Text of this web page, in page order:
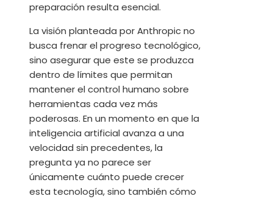
preparación resulta esencial.
La visión planteada por Anthropic no
busca frenar el progreso tecnológico,
sino asegurar que este se produzca
dentro de límites que permitan
mantener el control humano sobre
herramientas cada vez más
poderosas. En un momento en que la
inteligencia artificial avanza a una
velocidad sin precedentes, la
pregunta ya no parece ser
únicamente cuánto puede crecer
esta tecnología, sino también cómo